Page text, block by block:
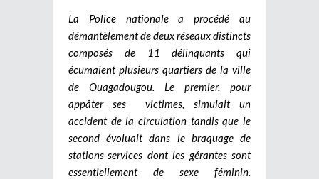
La Police nationale a procédé au
démantèlement de deux réseaux distincts
composés de 11 délinquants qui
écumaient plusieurs quartiers de la ville
de Ouagadougou. Le premier, pour
appâter ses victimes, simulait un
accident de la circulation tandis que le
second évoluait dans le braquage de
stations-services dont les gérantes sont
essentiellement de sexe féminin.